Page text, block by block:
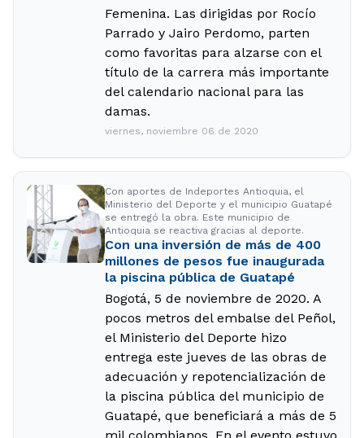
Femenina. Las dirigidas por Rocío
Parrado y Jairo Perdomo, parten
como favoritas para alzarse con el
título de la carrera más importante
del calendario nacional para las
damas.
viernes, noviembre 06 de 2020
Con aportes de Indeportes Antioquia, el
Ministerio del Deporte y el municipio Guatapé
se entregó la obra. Este municipio de
Antioquia se reactiva gracias al deporte.
Con una inversión de más de 400
millones de pesos fue inaugurada
la piscina pública de Guatapé
Bogotá, 5 de noviembre de 2020. A
pocos metros del embalse del Peñol,
el Ministerio del Deporte hizo
entrega este jueves de las obras de
adecuación y repotencialización de
la piscina pública del municipio de
Guatapé, que beneficiará a más de 5